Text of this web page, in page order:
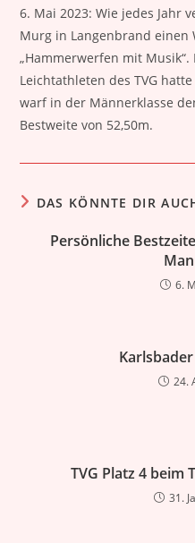
6. Mai 2023: Wie jedes Jahr
Murg in Langenbrand einen
„Hammerwerfen mit Musik“.
Leichtathleten des TVG
warf in der Männerklasse
Bestweite von 52,50m.
DAS KÖNNTE DIR
Persönliche
6.
24.
TVG Platz 4 beim
31.